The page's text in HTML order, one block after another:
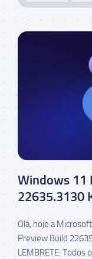
Windows 11
22635.3130
Olá, hoje a
Preview Build
LEMBRETE: Todos